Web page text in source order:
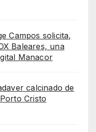
Campos solicita,
Baleares, una
Manacor
calcinado de
Cristo